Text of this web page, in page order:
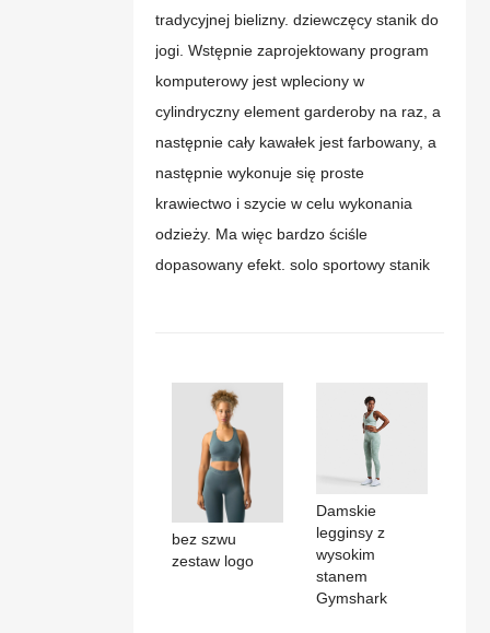
tradycyjnej bielizny. dziewczęcy stanik do
jogi. Wstępnie zaprojektowany program
komputerowy jest wpleciony w
cylindryczny element garderoby na raz, a
następnie cały kawałek jest farbowany, a
następnie wykonuje się proste
krawiectwo i szycie w celu wykonania
odzieży. Ma więc bardzo ściśle
dopasowany efekt. solo sportowy stanik
bez szwu
zestaw logo
Damskie
legginsy z
wysokim
stanem
Gymshark